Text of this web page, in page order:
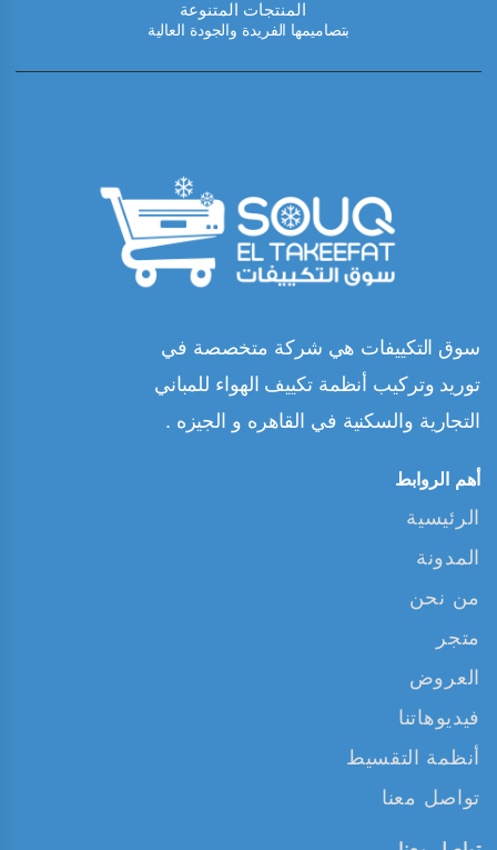
المنتجات المتنوعة
بتصاميمها الفريدة والجودة العالية
سوق التكييفات هي شركة متخصصة في
توريد وتركيب أنظمة تكييف الهواء للمباني
التجارية والسكنية في القاهره و الجيزه .
أهم الروابط
الرئيسية
المدونة
من نحن
متجر
العروض
فيديوهاتنا
أنظمة التقسيط
تواصل معنا